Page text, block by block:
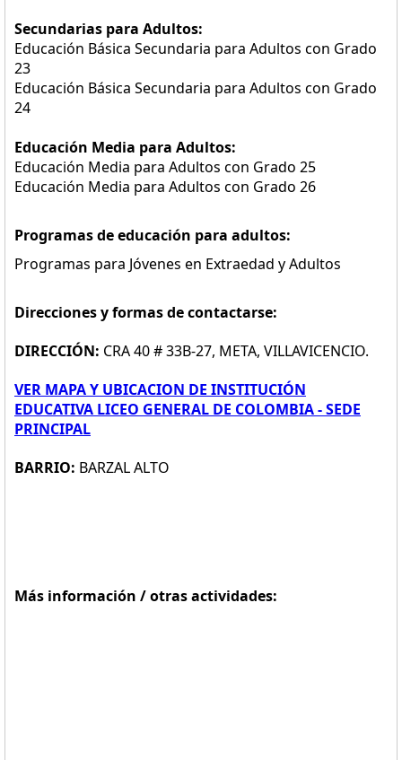
Secundarias para Adultos:
Educación Básica Secundaria para Adultos con Grado
23
Educación Básica Secundaria para Adultos con Grado
24
Educación Media para Adultos:
Educación Media para Adultos con Grado 25
Educación Media para Adultos con Grado 26
Programas de educación para adultos:
Programas para Jóvenes en Extraedad y Adultos
Direcciones y formas de contactarse:
DIRECCIÓN: CRA 40 # 33B-27, META, VILLAVICENCIO.
VER MAPA Y UBICACION DE INSTITUCIÓN
EDUCATIVA LICEO GENERAL DE COLOMBIA - SEDE
PRINCIPAL
BARRIO: BARZAL ALTO
Más información / otras actividades: